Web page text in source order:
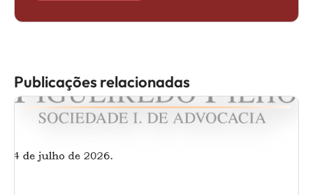
Publicações relacionadas